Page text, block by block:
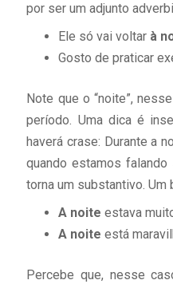
por ser um adjunto
Ele só vai voltar à
Gosto de praticar
Note que o “noite”,
período. Uma dica é
haverá crase: Durante a
quando estamos
torna um substantivo. Um
A noite estava
A noite está
Percebe que, nesse